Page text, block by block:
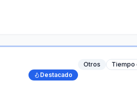
Destacado
Otros Tiempo